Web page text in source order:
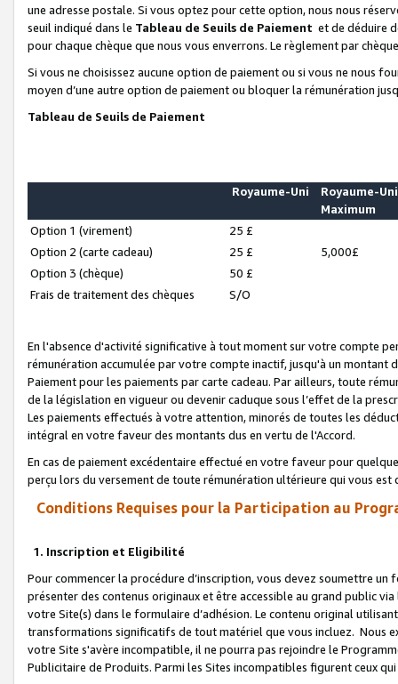
une adresse postale. Si vous optez pour cette option, nous nous
seuil indiqué dans le Tableau de Seuils de Paiement et de déduire
pour chaque chèque que nous vous enverrons. Le règlement par
Si vous ne choisissez aucune option de paiement ou si vous ne nous
moyen d’une autre option de paiement ou bloquer la rémunération
Tableau de Seuils de Paiement
Royaume-Uni
Royaume-Uni
Maximum
Option 1 (virement)
25 £
Option 2 (carte cadeau)
25 £
5,000£
Option 3 (chèque)
50 £
Frais de traitement des chèques
S/O
En l'absence d'activité significative à tout moment sur votre compte
rémunération accumulée par votre compte inactif, jusqu'à un montant
Paiement pour les paiements par carte cadeau. Par ailleurs, toute
de la législation en vigueur ou devenir caduque sous l’effet de la
Les paiements effectués à votre attention, minorés de toutes les
intégral en votre faveur des montants dus en vertu de l'Accord.
En cas de paiement excédentaire effectué en votre faveur pour
perçu lors du versement de toute rémunération ultérieure qui vous est
Conditions Requises pour la Participation au
1. Inscription et Eligibilité
Pour commencer la procédure d’inscription, vous devez soumettre
présenter des contenus originaux et être accessible au grand public
votre Site(s) dans le formulaire d’adhésion. Le contenu original
transformations significatifs de tout matériel que vous incluez. Nous
votre Site s'avère incompatible, il ne pourra pas rejoindre le
Publicitaire de Produits. Parmi les Sites incompatibles figurent ceux